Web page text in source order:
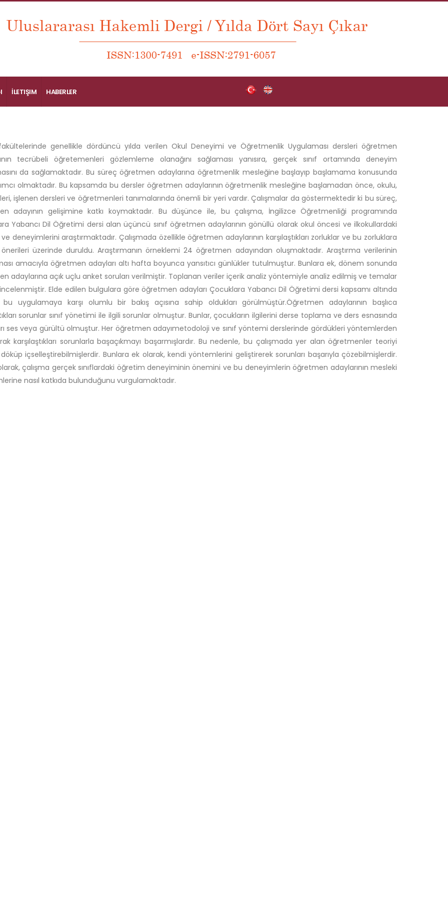
İLETIŞIM HABERLER
genellikle dördüncü yılda verilen Okul Deneyimi ve Öğretmenlik Uygulaması dersleri öğretmen
tecrübeli öğretemenleri gözlemleme olanağını sağlaması yanısıra, gerçek sınıf ortamında deneyim
da sağlamaktadır. Bu süreç öğretmen adaylarına öğretmenlik mesleğine başlayıp başlamama konusunda
olmaktadır. Bu kapsamda bu dersler öğretmen adaylarının öğretmenlik mesleğine başlamadan önce, okulu,
işlenen dersleri ve öğretmenleri tanımalarında önemli bir yeri vardır. Çalışmalar da göstermektedir ki bu süreç,
adayının gelişimine katkı koymaktadır. Bu düşünce ile, bu çalışma, İngilizce Öğretmenliği programında
Yabancı Dil Öğretimi dersi alan üçüncü sınıf öğretmen adaylarının gönüllü olarak okul öncesi ve ilkokullardaki
deneyimlerini araştırmaktadır. Çalışmada özellikle öğretmen adaylarının karşılaştıkları zorluklar ve bu zorluklara
üzerinde duruldu. Araştırmanın örneklemi 24 öğretmen adayından oluşmaktadır. Araştırma verilerinin
amacıyla öğretmen adayları altı hafta boyunca yansıtıcı günlükler tutulmuştur. Bunlara ek, dönem sonunda
adaylarına açık uçlu anket soruları verilmiştir. Toplanan veriler içerik analiz yöntemiyle analiz edilmiş ve temalar
Elde edilen bulgulara göre öğretmen adayları Çocuklara Yabancı Dil Öğretimi dersi kapsamı altında
bu uygulamaya karşı olumlu bir bakış açısına sahip oldukları görülmüştür.Öğretmen adaylarının başlıca
sorunlar sınıf yönetimi ile ilgili sorunlar olmuştur. Bunlar, çocukların ilgilerini derse toplama ve ders esnasında
ses veya gürültü olmuştur. Her öğretmen adayımetodoloji ve sınıf yöntemi derslerinde gördükleri yöntemlerden
karşılaştıkları sorunlarla başaçıkmayı başarmışlardır. Bu nedenle, bu çalışmada yer alan öğretmenler teoriyi
içselleştirebilmişlerdir. Bunlara ek olarak, kendi yöntemlerini geliştirerek sorunları başarıyla çözebilmişlerdir.
çalışma gerçek sınıflardaki öğretim deneyiminin önemini ve bu deneyimlerin öğretmen adaylarının mesleki
nasıl katkıda bulunduğunu vurgulamaktadır.